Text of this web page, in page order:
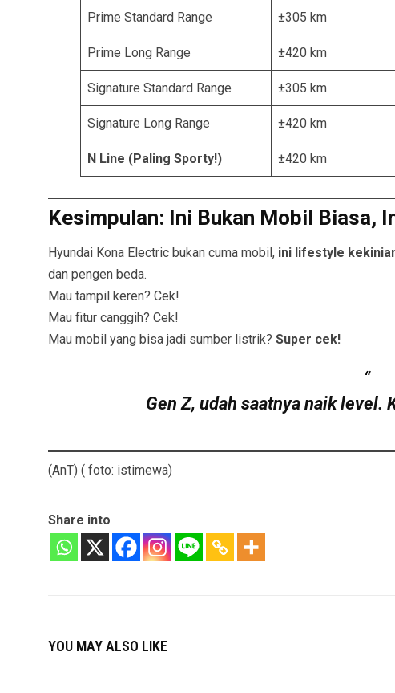
Prime Standard Range ±305 km
Prime Long Range ±420 km
Signature Standard Range ±305 km
Signature Long Range ±420 km
N Line (Paling Sporty!) ±420 km
Kesimpulan: Ini Bukan Mobil Biasa,
Hyundai Kona Electric bukan cuma mobil, ini lifestyle
dan pengen beda.
Mau tampil keren? Cek!
Mau fitur canggih? Cek!
Mau mobil yang bisa jadi sumber listrik? Super cek!
Gen Z, udah saatnya naik level.
(AnT) ( foto: istimewa)
Share into
YOU MAY ALSO LIKE